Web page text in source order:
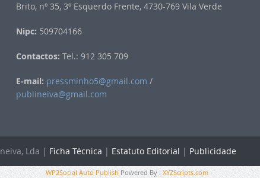
Brito, nº 35, 3º Esquerdo Frente, 4730-769 Vila Verde
Nipc: 509704166
Contactos: Tel.: 912 305 709
E-mail: pressminho5@gmail.com /
publineiva@gmail.com
Lda | Ficha Técnica | Estatuto Editorial | Publicidade
WP2Social Auto Publish Powered By : XYZScripts.com